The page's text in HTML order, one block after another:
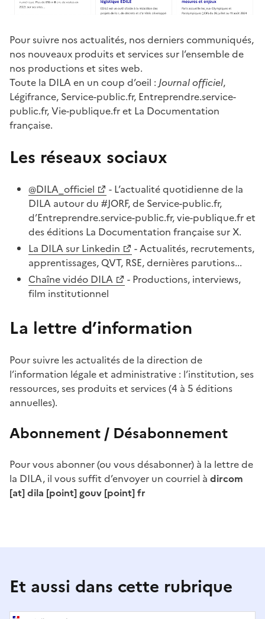
Pour suivre nos actualités, nos derniers communiqués,
nos nouveaux produits et services sur l’ensemble de
nos productions et sites web.
Toute la DILA en un coup d’oeil : Journal officiel,
Légifrance, Service-public.fr, Entreprendre.service-
public.fr, Vie-publique.fr et La Documentation
française.
Les réseaux sociaux
@DILA_officiel
- L’actualité quotidienne de la
DILA autour du #JORF, de Service-public.fr,
d’Entreprendre.service-public.fr, vie-publique.fr et
des éditions La Documentation française sur X.
La DILA sur Linkedin
- Actualités, recrutements,
apprentissages, QVT, RSE, dernières parutions...
Chaîne vidéo DILA
- Productions, interviews,
film institutionnel
La lettre d’information
Pour suivre les actualités de la direction de
l’information légale et administrative : l’institution, ses
ressources, ses produits et services (4 à 5 éditions
annuelles).
Abonnement / Désabonnement
Pour vous abonner (ou vous désabonner) à la lettre de
la DILA, il vous suffit d’envoyer un courriel à dircom
[at] dila [point] gouv [point] fr
Et aussi dans cette rubrique